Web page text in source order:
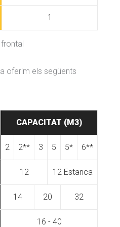
1
oferim els següents
CAPACITAT (M3)
2 2** 3 5 5* 6**
12 12 Estanca
14 20 32
16 - 40